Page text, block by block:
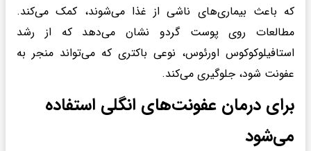
که باعث بیماری‌های ناشی از غذا می‌شوند، کمک می‌کند.
مطالعات روی پوست گردو نشان می‌دهد که از رشد
استافیلوکوکوس اورئوس، نوعی باکتری که می‌تواند منجر به
عفونت شود، جلوگیری می‌کند.
برای درمان عفونت‌های انگلی استفاده
می‌شود